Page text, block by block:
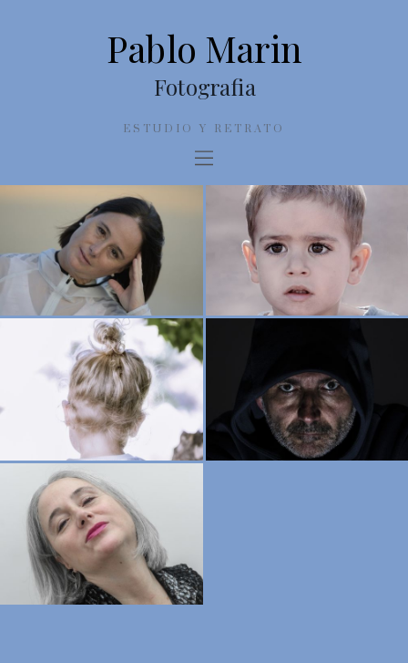
Pablo Marin
Fotografia
ESTUDIO Y RETRATO